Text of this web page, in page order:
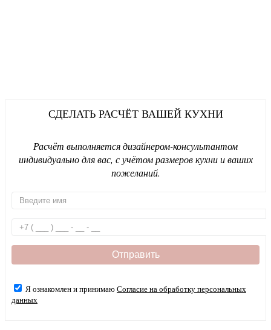
СДЕЛАТЬ РАСЧЁТ ВАШЕЙ КУХНИ
Расчёт выполняется дизайнером-консультантом
индивидуально для вас, с учётом размеров кухни и ваших
пожеланий.
Я ознакомлен и принимаюСогласие на обработку персональных
данных